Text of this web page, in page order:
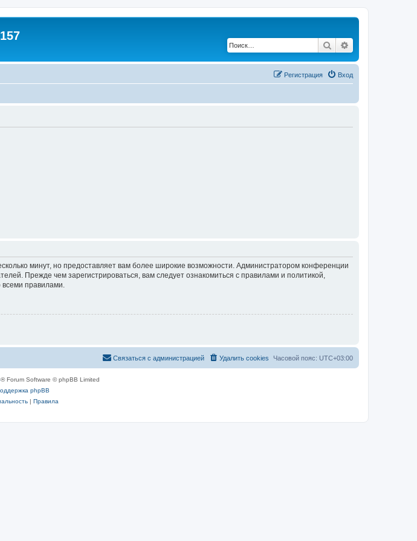
Поиск
Вход
Регистрация
минут, но предоставляет вам более широкие возможности. Администратором конференции
Прежде чем зарегистрироваться, вам следует ознакомиться с правилами и политикой,
правилами.
Часовой пояс: UTC+03:00
Удалить cookies
Связаться с администрацией
® Forum Software © phpBB Limited
phpBB
| Правила